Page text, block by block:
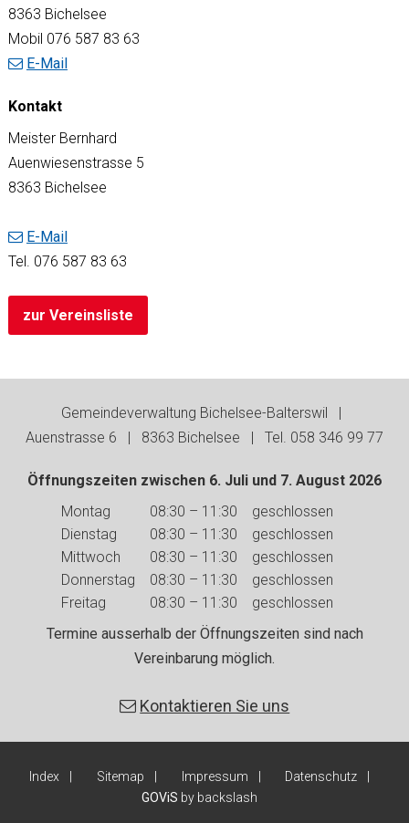
8363 Bichelsee
Mobil 076 587 83 63
E-Mail
Kontakt
Meister Bernhard
Auenwiesenstrasse 5
8363 Bichelsee
E-Mail
Tel. 076 587 83 63
zur Vereinsliste
Gemeindeverwaltung Bichelsee-Balterswil |
Auenstrasse 6 | 8363 Bichelsee | Tel. 058 346 99 77
Öffnungszeiten zwischen 6. Juli und 7. August 2026
Wochentag
Vormittag Nachmittag
Montag 08:30 – 11:30
geschlossen
Dienstag
08:30 – 11:30
geschlossen
Mittwoch
08:30 – 11:30
geschlossen
Donnerstag
08:30 – 11:30
geschlossen
Freitag
08:30 – 11:30
geschlossen
Termine ausserhalb der Öffnungszeiten sind nach
Vereinbarung möglich.
Kontaktieren Sie uns
Index Sitemap Impressum
Datenschutz
GOViS by backslash